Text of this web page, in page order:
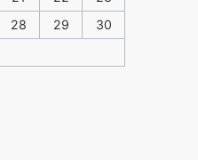
28 29
30